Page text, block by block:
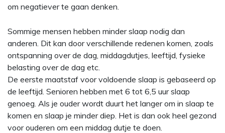
om negatiever te gaan denken.
Sommige mensen hebben minder slaap nodig dan
anderen. Dit kan door verschillende redenen komen, zoals
ontspanning over de dag, middagdutjes, leeftijd, fysieke
belasting over de dag etc.
De eerste maatstaf voor voldoende slaap is gebaseerd op
de leeftijd. Senioren hebben met 6 tot 6,5 uur slaap
genoeg. Als je ouder wordt duurt het langer om in slaap te
komen en slaap je minder diep. Het is dan ook heel gezond
voor ouderen om een middag dutje te doen.